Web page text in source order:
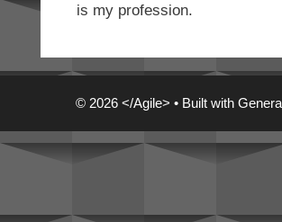
is my profession.
© 2026 </Agile> • Built with